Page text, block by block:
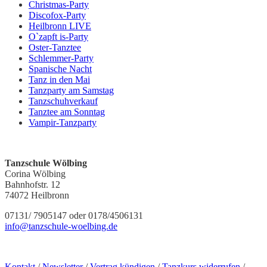
Christmas-Party
Discofox-Party
Heilbronn LIVE
O`zapft is-Party
Oster-Tanztee
Schlemmer-Party
Spanische Nacht
Tanz in den Mai
Tanzparty am Samstag
Tanzschuhverkauf
Tanztee am Sonntag
Vampir-Tanzparty
Tanzschule Wölbing
Corina Wölbing
Bahnhofstr. 12
74072 Heilbronn
07131/ 7905147 oder 0178/4506131
info@tanzschule-woelbing.de